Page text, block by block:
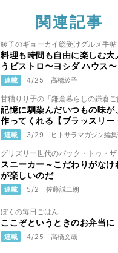
関連記事
綾子のギョーカイ総受けグルメ手帖
料理も時間も自由に楽しむ
うビストロ〜ヨシダ ハウス〜
連載 4/25 高橋綾子
甘糟りり子の「鎌倉暮らしの鎌倉ご
記憶に馴染んだいつもの味
作ってくれる【ブラッスリー
連載 3/29 ヒトサラマガジン編
グリズリー世代のバック・トゥ・ザ
スニーカー～こだわりがな
が楽しいのだ
連載 5/2 佐藤誠二朗
ぼくの毎日ごはん
ここぞというときのお弁当に
連載 4/25 高橋文哉